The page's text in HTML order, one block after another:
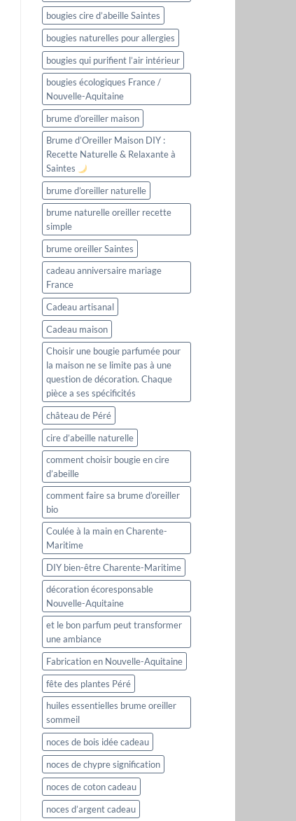
bougies cire d’abeille Saintes
bougies naturelles pour allergies
bougies qui purifient l’air intérieur
bougies écologiques France /
Nouvelle-Aquitaine
brume d’oreiller maison
Brume d’Oreiller Maison DIY :
Recette Naturelle & Relaxante à
Saintes
brume d’oreiller naturelle
brume naturelle oreiller recette
simple
brume oreiller Saintes
cadeau anniversaire mariage
France
Cadeau artisanal
Cadeau maison
Choisir une bougie parfumée pour
la maison ne se limite pas à une
question de décoration. Chaque
pièce a ses spécificités
château de Péré
cire d’abeille naturelle
comment choisir bougie en cire
d’abeille
comment faire sa brume d’oreiller
bio
Coulée à la main en Charente-
Maritime
DIY bien-être Charente-Maritime
décoration écoresponsable
Nouvelle-Aquitaine
et le bon parfum peut transformer
une ambiance
Fabrication en Nouvelle-Aquitaine
fête des plantes Péré
huiles essentielles brume oreiller
sommeil
noces de bois idée cadeau
noces de chypre signification
noces de coton cadeau
noces d’argent cadeau